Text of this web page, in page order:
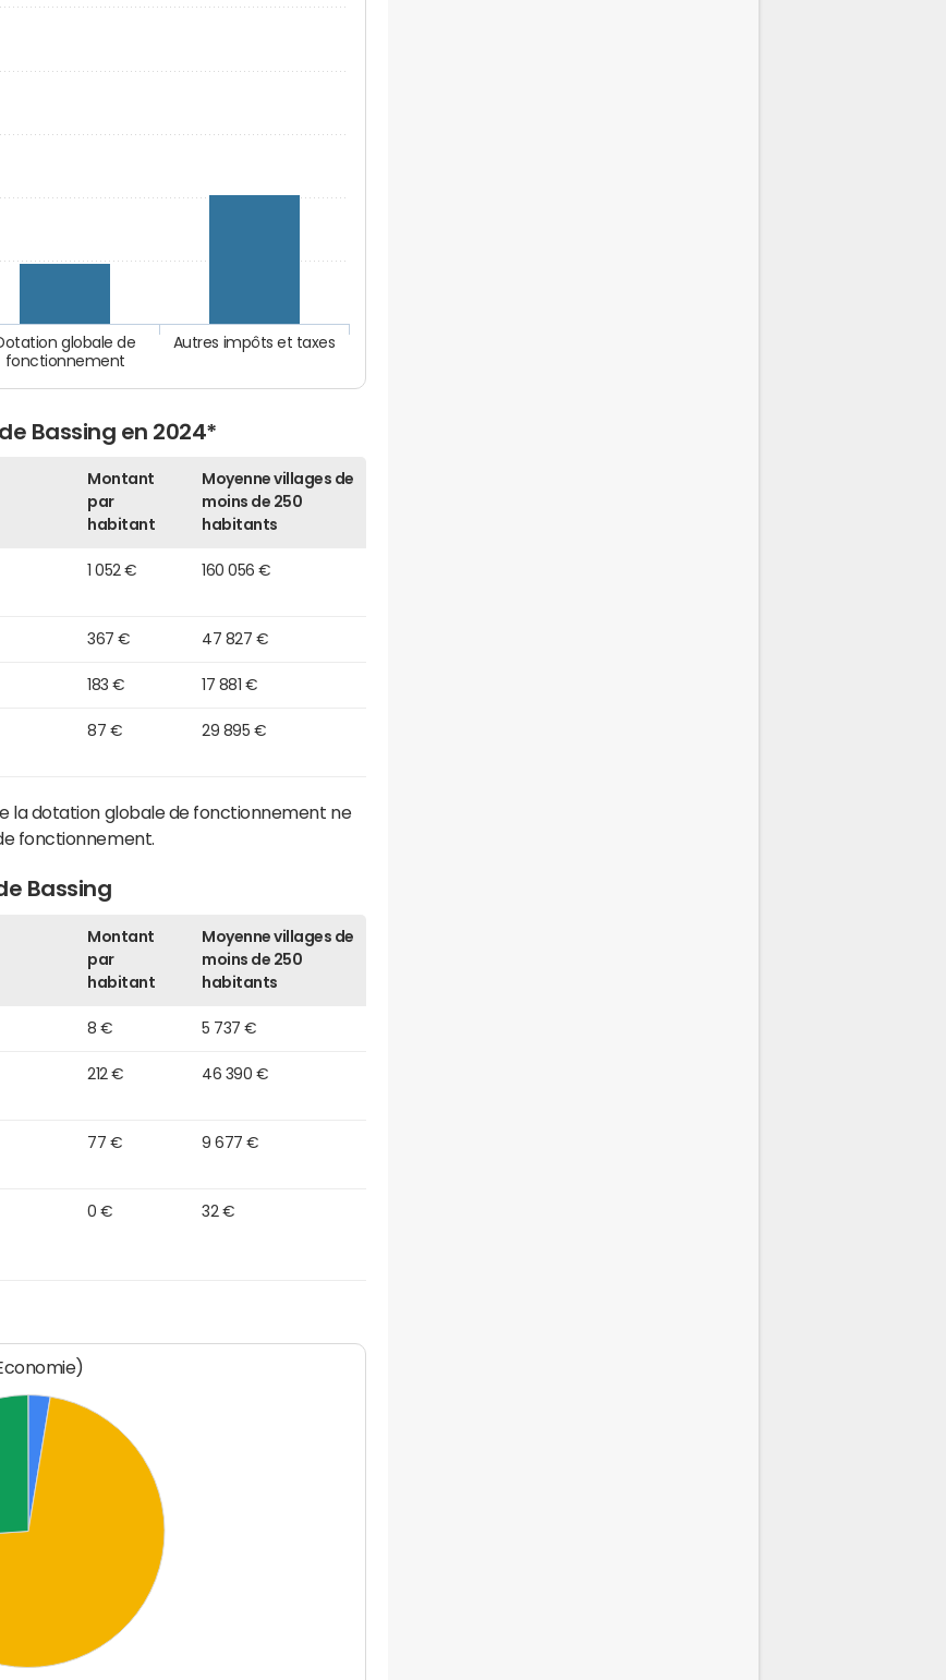
Autres impôts et taxes
globale de
fonctionnement
Bassing en 2024*
Montant
par
habitant
Moyenne villages de
moins de 250
habitants
1 052 € 160 056 €
367 € 47 827 €
183 € 17 881 €
87 € 29 895 €
la dotation globale de fonctionnement ne
fonctionnement.
Bassing
Montant
par
habitant
Moyenne villages de
moins de 250
habitants
8 € 5 737 €
212 € 46 390 €
77 € 9 677 €
0 € 32 €